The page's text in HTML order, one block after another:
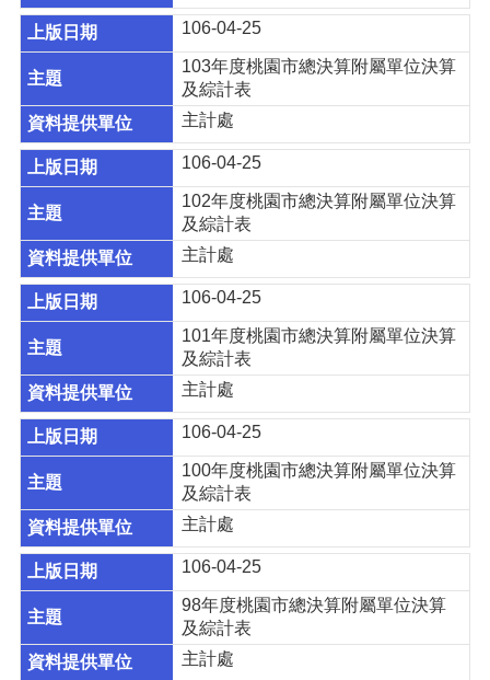
園
市
府
隱
權
政
策
網
安
全
政
策
政
府
網
站
資
料
放
宣
告
106-04-25
103年度桃園市總決算附屬單位決算
及綜計表
主計處
106-04-25
102年度桃園市總決算附屬單位決算
及綜計表
主計處
106-04-25
101年度桃園市總決算附屬單位決算
及綜計表
主計處
106-04-25
100年度桃園市總決算附屬單位決算
及綜計表
主計處
106-04-25
98年度桃園市總決算附屬單位決算
及綜計表
主計處